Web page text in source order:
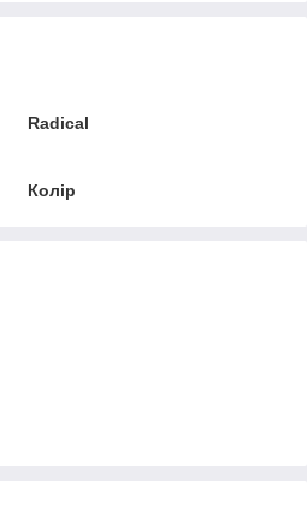
Radical
Колір